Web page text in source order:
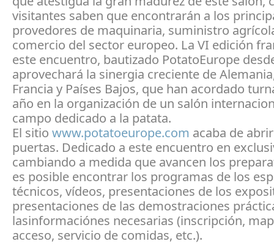
visitantes saben que encontrarán a los
provedores de maquinaria, suministro
comercio del sector europeo. La VI edición
este encuentro, bautizado PotatoEurope
aprovechará la sinergia creciente de
Francia y Países Bajos, que han acordado
año en la organización de un salón
campo dedicado a la patata.
El sitio www.potatoeurope.com acaba de
puertas. Dedicado a este encuentro en
cambiando a medida que avancen los
es posible encontrar los programas de los
técnicos, vídeos, presentaciones de los
presentaciones de las demostraciones
lasinformaciónes necesarias (inscripción,
acceso, servicio de comidas, etc.).